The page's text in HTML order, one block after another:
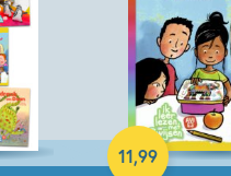
11,99
Hardcover